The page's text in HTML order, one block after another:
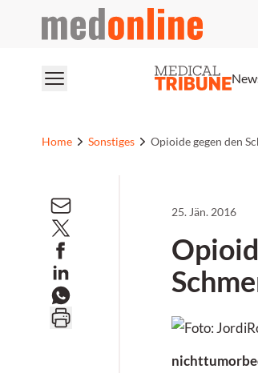
medonline
Home Sonstiges Opioide gegen den
25. Jän. 2016